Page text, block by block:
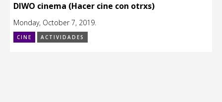
DIWO cinema (Hacer cine con otrxs)
Monday, October 7, 2019.
CINE ACTIVIDADES